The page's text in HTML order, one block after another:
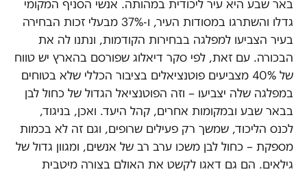
באר שבע היא עיר ליכודית במהותה. אנשי הסניף המקומי
גדלו והשתרגו במסודות העיר, ו-37% מבעלי זכות הבחירה
בעיר הצביעו למפלגה בבחירות הקודמות, ונתנו לה את
הבכורה. עם זאת, לפי סקר דיאלוג שפורסם בהארץ יש טווח
של 40% מצביעים פוטנציאלים בציבור הכללי שלא בטוחים
במפלגה שלה יצביעו – וזה הפוטנציאל הגדול של כחול לבן
בבאר שבע ובמקומות אחרים, קהל היעד. ואכן, בניגוד,
לכנס הליכוד, שמשך רק פעילים שרופים, וגם זה לא בכמות
מספקת – כחול לבן משכו ערב רב של אנשים‫, ומגוון גדול של
גילאים‫. הם גם דאגו לקשט את האולם בצורה מיטבית